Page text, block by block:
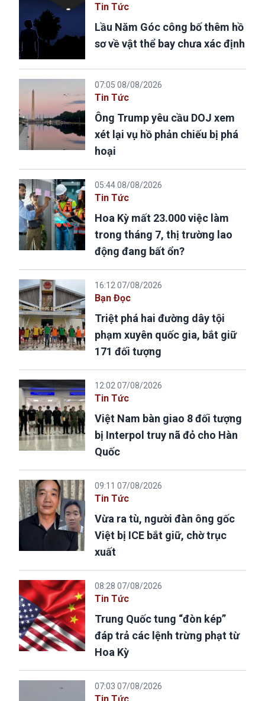
Tin Tức
Lầu Năm Góc công bố thêm hồ
sơ về vật thể bay chưa xác định
07:05 08/08/2026
Tin Tức
Ông Trump yêu cầu DOJ xem
xét lại vụ hồ phản chiếu bị phá
hoại
05:44 08/08/2026
Tin Tức
Hoa Kỳ mất 23.000 việc làm
trong tháng 7, thị trường lao
động đang bất ổn?
16:12 07/08/2026
Bạn Đọc
Triệt phá hai đường dây tội
phạm xuyên quốc gia, bắt giữ
171 đối tượng
12:02 07/08/2026
Tin Tức
Việt Nam bàn giao 8 đối tượng
bị Interpol truy nã đỏ cho Hàn
Quốc
09:11 07/08/2026
Tin Tức
Vừa ra tù, người đàn ông gốc
Việt bị ICE bắt giữ, chờ trục
xuất
08:28 07/08/2026
Tin Tức
Trung Quốc tung “đòn kép”
đáp trả các lệnh trừng phạt từ
Hoa Kỳ
07:03 07/08/2026